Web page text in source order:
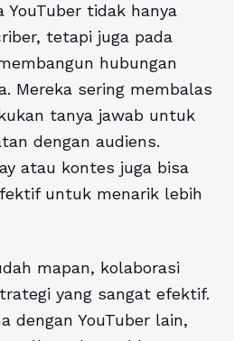
YouTuber tidak hanya
tetapi juga pada
hubungan
Mereka sering membalas
tanya jawab untuk
dengan audiens.
atau kontes juga bisa
untuk menarik lebih
mapan, kolaborasi
yang sangat efektif.
dengan YouTuber lain,